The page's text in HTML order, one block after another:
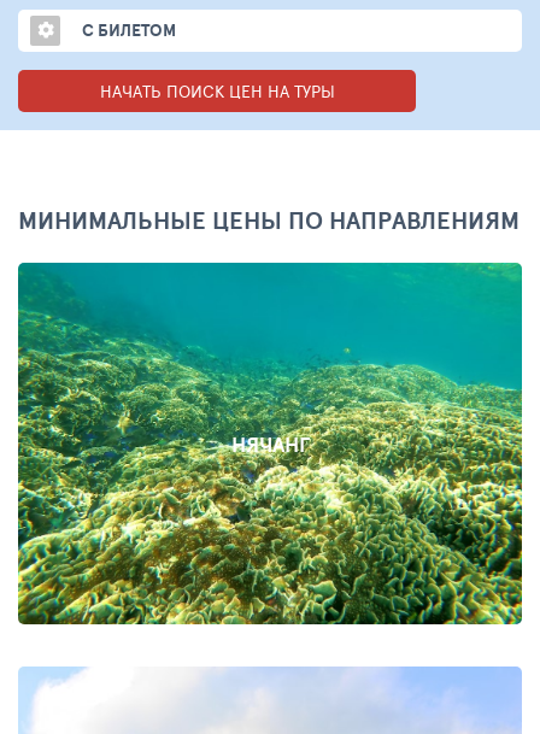
С БИЛЕТОМ
НАЧАТЬ ПОИСК ЦЕН НА ТУРЫ
МИНИМАЛЬНЫЕ ЦЕНЫ ПО НАПРАВЛЕНИЯМ
НЯЧАНГ